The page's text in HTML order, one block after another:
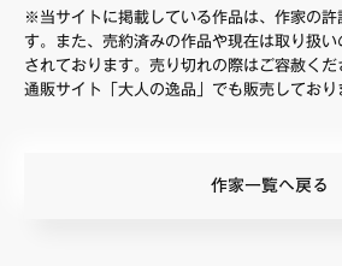
※当サイトに掲載している作品は、作家の許
す。また、売約済みの作品や現在は取り扱
されております。売り切れの際はご容赦く
通販サイト「大人の逸品」でも販売しており
作家一覧へ戻る